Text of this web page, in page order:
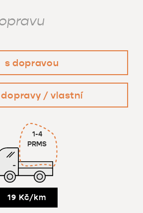
s dopravou
dopravy / vlastní
1-4
PRMS
19 Kč/km